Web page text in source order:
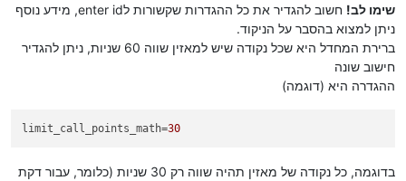
שימו לב!
חשוב להגדיר את כל ההגדרות שקשורות לenter id, מידע נוסף
ניתן למצוא בהסבר על הניקוד.
ברירת המחדל היא שכל נקודה שיש למאזין שווה 60 שניות, ניתן להגדיר
חישוב שונה
ההגדרה היא (דוגמה)
limit_call_points_math=30
בדוגמה, כל נקודה של מאזין תהיה שווה רק 30 שניות (כלומר, עבור דקת